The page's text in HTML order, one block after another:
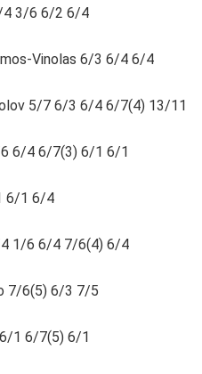
4 3/6 6/2 6/4
Vinolas 6/3 6/4 6/4
5/7 6/3 6/4 6/7(4) 13/11
6 6/4 6/7(3) 6/1 6/1
6/1 6/4
4 1/6 6/4 7/6(4) 6/4
7/6(5) 6/3 7/5
1 6/7(5) 6/1